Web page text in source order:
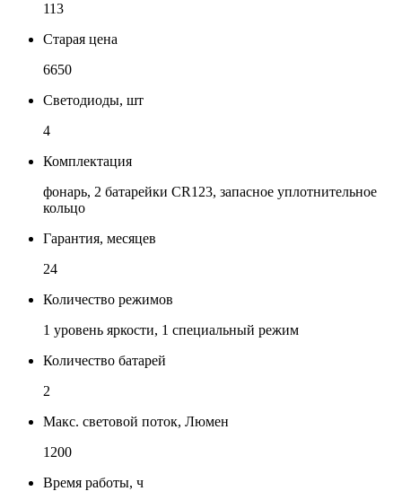
113
Старая цена
6650
Светодиоды, шт
4
Комплектация
фонарь, 2 батарейки CR123, запасное уплотнительное
кольцо
Гарантия, месяцев
24
Количество режимов
1 уровень яркости, 1 специальный режим
Количество батарей
2
Макс. световой поток, Люмен
1200
Время работы, ч